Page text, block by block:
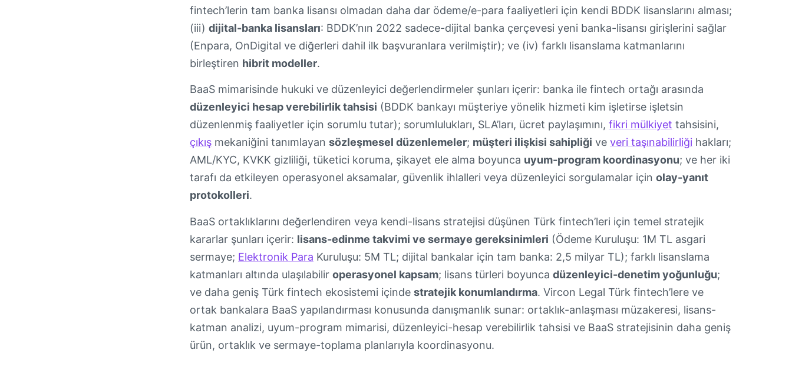
fintech’lerin tam banka lisansı olmadan daha dar ödeme/e-para faaliyetleri için kendi BDDK lisanslarını alması;
(iii) dijital-banka lisansları: BDDK’nın 2022 sadece-dijital banka çerçevesi yeni banka-lisansı girişlerini sağlar
(Enpara, OnDigital ve diğerleri dahil ilk başvuranlara verilmiştir); ve (iv) farklı lisanslama katmanlarını
birleştiren hibrit modeller.
BaaS mimarisinde hukuki ve düzenleyici değerlendirmeler şunları içerir: banka ile fintech ortağı arasında
düzenleyici hesap verebilirlik tahsisi (BDDK bankayı müşteriye yönelik hizmeti kim işletirse işletsin
düzenlenmiş faaliyetler için sorumlu tutar); sorumlulukları, SLA’ları, ücret paylaşımını, fikri mülkiyet tahsisini,
çıkış mekaniğini tanımlayan sözleşmesel düzenlemeler; müşteri ilişkisi sahipliği ve veri taşınabilirliği hakları;
AML/KYC, KVKK gizliliği, tüketici koruma, şikayet ele alma boyunca uyum-program koordinasyonu; ve her iki
tarafı da etkileyen operasyonel aksamalar, güvenlik ihlalleri veya düzenleyici sorgulamalar için olay-yanıt
protokolleri.
BaaS ortaklıklarını değerlendiren veya kendi-lisans stratejisi düşünen Türk fintech’leri için temel stratejik
kararlar şunları içerir: lisans-edinme takvimi ve sermaye gereksinimleri (Ödeme Kuruluşu: 1M TL asgari
sermaye; Elektronik Para Kuruluşu: 5M TL; dijital bankalar için tam banka: 2,5 milyar TL); farklı lisanslama
katmanları altında ulaşılabilir operasyonel kapsam; lisans türleri boyunca düzenleyici-denetim yoğunluğu;
ve daha geniş Türk fintech ekosistemi içinde stratejik konumlandırma. Vircon Legal Türk fintech’lere ve
ortak bankalara BaaS yapılandırması konusunda danışmanlık sunar: ortaklık-anlaşması müzakeresi, lisans-
katman analizi, uyum-program mimarisi, düzenleyici-hesap verebilirlik tahsisi ve BaaS stratejisinin daha geniş
ürün, ortaklık ve sermaye-toplama planlarıyla koordinasyonu.